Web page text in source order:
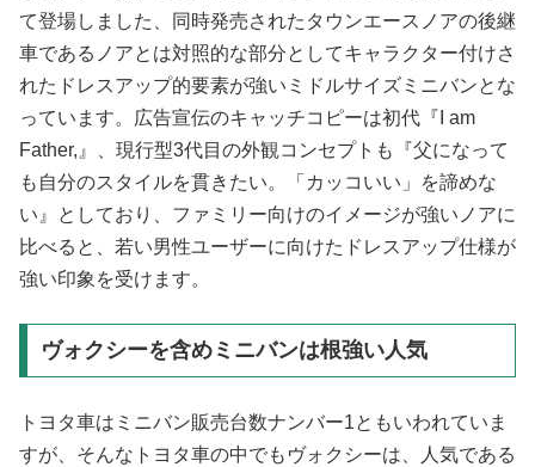
て登場しました、同時発売されたタウンエースノアの後継
車であるノアとは対照的な部分としてキャラクター付けさ
れたドレスアップ的要素が強いミドルサイズミニバンとな
っています。広告宣伝のキャッチコピーは初代『I am
Father,』、現行型3代目の外観コンセプトも『父になって
も自分のスタイルを貫きたい。「カッコいい」を諦めな
い』としており、ファミリー向けのイメージが強いノアに
比べると、若い男性ユーザーに向けたドレスアップ仕様が
強い印象を受けます。
ヴォクシーを含めミニバンは根強い人気
トヨタ車はミニバン販売台数ナンバー1ともいわれていま
すが、そんなトヨタ車の中でもヴォクシーは、人気である